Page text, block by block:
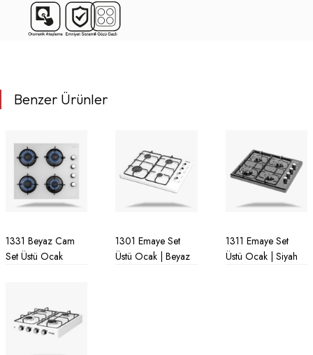
Benzer Ürünler
1331 Beyaz Cam
Set Üstü Ocak
1301 Emaye Set
Üstü Ocak | Beyaz
1311 Emaye Set
Üstü Ocak | Siyah